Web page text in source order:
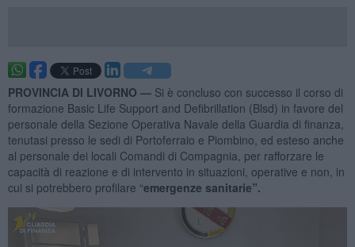
PROVINCIA DI LIVORNO — Si è concluso con successo il corso di
formazione Basic Life Support and Defibrillation (Blsd) in favore del
personale della Sezione Operativa Navale della Guardia di finanza,
tenutasi presso le sedi di Portoferraio e Piombino, ed esteso anche
al personale dei locali Comandi di Compagnia, per rafforzare le
capacità di reazione e di intervento in situazioni, operative e non, in
cui si potrebbero profilare “emergenze sanitarie”.